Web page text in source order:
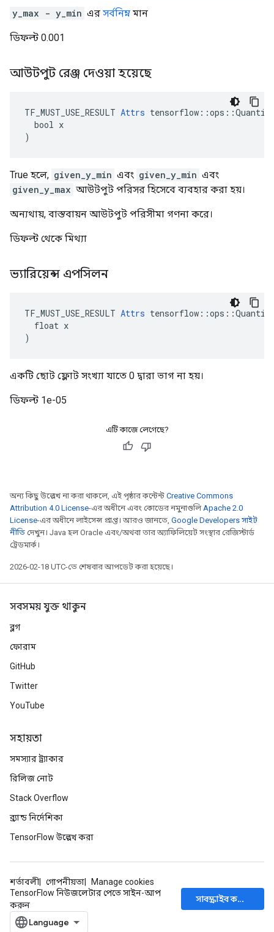
y_max - y_min এর সর্বনিম্ন মান
ডিফল্ট 0.001
আউটপুট রেঞ্জ দেওয়া হয়েছে
TF_MUST_USE_RESULT Attrs
  bool x
)
True হলে, given_y_min এবং given_y_min এবং
given_y_max আউটপুট পরিসর হিসেবে ব্যবহার করা হয়।
অন্যথায়, বাস্তবায়ন আউটপুট পরিসীমা গণনা করে।
ডিফল্ট থেকে মিথ্যা
ভ্যারিয়েন্স এপসিলন
TF_MUST_USE_RESULT Attrs
  float x
)
একটি ছোট ফ্লোট সংখ্যা যাতে 0 দ্বারা ভাগ না হয়।
ডিফল্ট 1e-05
এটি কাজে লেগেছে?
অন্য কিছু উল্লেখ না করা থাকলে, এই পৃষ্ঠার কন্টেন্ট Creative Commons
Attribution 4.0 License-এর অধীনে এবং কোডের নমুনাগুলিApache 2.0
License-এর অধীনে লাইসেন্স প্রাপ্ত। আরও জানতে, Google Developers সাইট
নীতি দেখুন। Java হল Oracle এবং/অথবা তার অ্যাফিলিয়েট সংস্থার রেজিস্টার্ড
ট্রেডমার্ক।
2026-02-18 UTC-তে শেষবার আপডেট করা হয়েছে।
সবসময় যুক্ত থাকুন
ব্লগ
ফোরাম
GitHub
Twitter
YouTube
সহায়তা
সমস্যার ট্র্যাকার
রিলিজ নোট
Stack Overflow
ব্র্যান্ড নির্দেশিকা
TensorFlow উল্লেখ করা
শর্তাবলী গোপনীয়তা
Manage cookies
TensorFlow নিউজলেটার পেতে সাইন-আপ
করুন
সাবস্ক্রাইব করুন